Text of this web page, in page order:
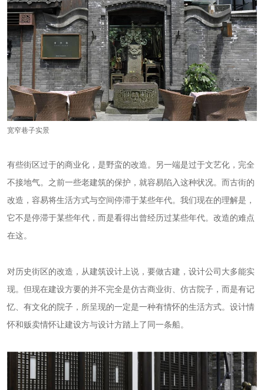
宽窄巷子实景
有些街区过于的商业化，是野蛮的改造。另一端是过于文艺化，完全
不接地气。之前一些老建筑的保护，就容易陷入这种状况。而古街的
改造，容易将生活方式与空间停滞于某些年代。我们现在的理解是，
它不是停滞于某些年代，而是看得出曾经历过某些年代。改造的难点
在这。
对历史街区的改造，从建筑设计上说，要做古建，设计公司大多能实
现。但现在建设方要的并不完全是仿古商业街、仿古院子，而是有记
忆、有文化的院子，所呈现的一定是一种有情怀的生活方式。设计情
怀和贩卖情怀让建设方与设计方踏上了同一条船。